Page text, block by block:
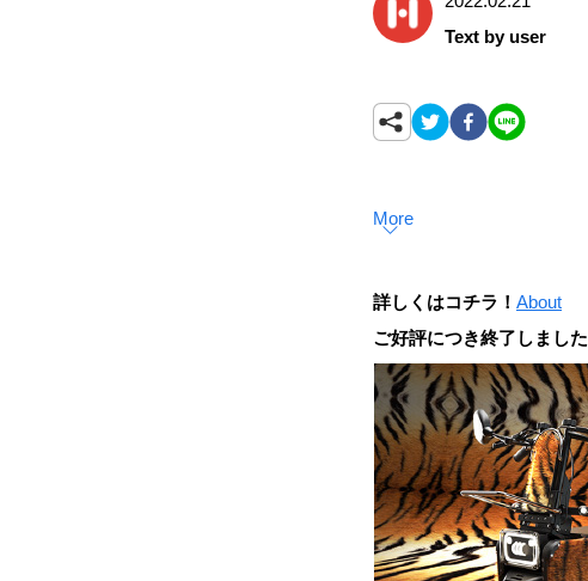
Text by user
More
詳しくはコチラ！ About
ご好評につき終了しました